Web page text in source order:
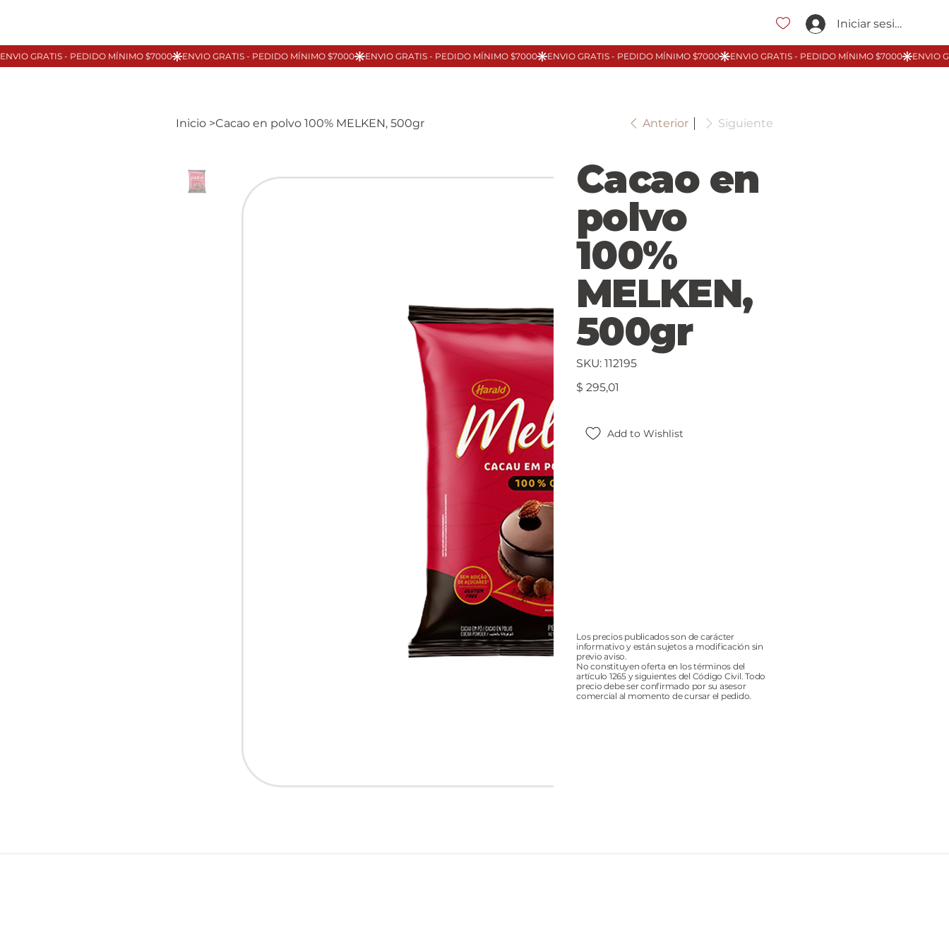
Iniciar sesión
Inicio >Cacao en polvo 100% MELKEN, 500gr Anterior Siguiente
Cacao en
polvo
100%
MELKEN,
500gr
SKU: SKU
112195
112195
Precio
$ 295,01
Add to Wishlist
Los precios publicados son de carácter
informativo y están sujetos a modificación sin
previo aviso.
No constituyen oferta en los términos del
artículo 1265 y siguientes del Código Civil. Todo
precio debe ser confirmado por su asesor
comercial al momento de cursar el pedido.